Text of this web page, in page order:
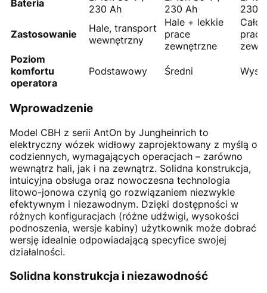
Bateria
230 Ah
230 Ah
230
Zastosowanie
Hale, transport
wewnętrzny
Hale + lekkie
prace
zewnętrzne
praca
Poziom
komfortu
operatora
Podstawowy Średni
Wprowadzenie
Model CBH z serii AntOn by Jungheinrich to
elektryczny wózek widłowy zaprojektowany z myślą o
codziennych, wymagających operacjach – zarówno
wewnątrz hali, jak i na zewnątrz. Solidna konstrukcja,
intuicyjna obsługa oraz nowoczesna technologia
litowo-jonowa czynią go rozwiązaniem niezwykle
efektywnym i niezawodnym. Dzięki dostępności w
różnych konfiguracjach (różne udźwigi, wysokości
podnoszenia, wersje kabiny) użytkownik może dobrać
wersję idealnie odpowiadającą specyfice swojej
działalności.
Solidna konstrukcja i niezawodność